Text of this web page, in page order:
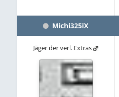
Michi325iX
Jäger der verl. Extras